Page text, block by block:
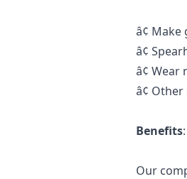
â¢ Make
â¢
â¢ Wear
â¢ Other
Benefits:
Our